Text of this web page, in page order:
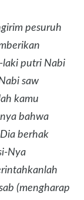
pesuruh
laki putri Nabi
saw
kamu
bahwa
berhak
Nya
(mengharap